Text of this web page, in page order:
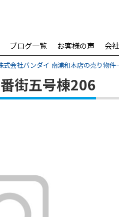
ブログ一覧 お客様の声 会
式会社バンダイ 南浦和本店の売り物件
街五号棟206